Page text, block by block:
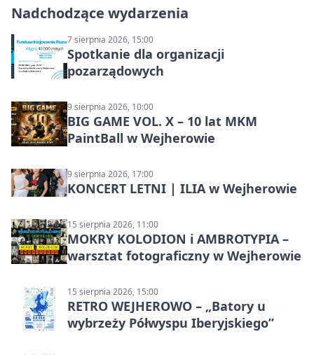
Nadchodzące wydarzenia
7 sierpnia 2026, 15:00
Spotkanie dla organizacji
pozarządowych
9 sierpnia 2026, 10:00
BIG GAME VOL. X – 10 lat MKM
PaintBall w Wejherowie
9 sierpnia 2026, 17:00
KONCERT LETNI | ILIA w Wejherowie
15 sierpnia 2026, 11:00
MOKRY KOLODION i AMBROTYPIA –
warsztat fotograficzny w Wejherowie
15 sierpnia 2026, 15:00
RETRO WEJHEROWO – „Batory u
wybrzeży Półwyspu Iberyjskiego”